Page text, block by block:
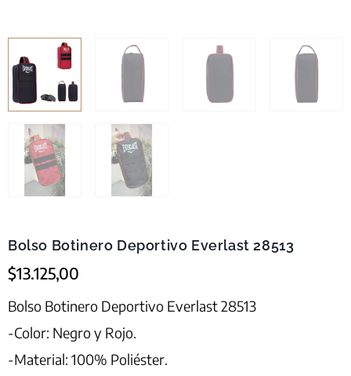
Bolso Botinero Deportivo Everlast 28513
$13.125,00
Bolso Botinero Deportivo Everlast 28513
-Color: Negro y Rojo.
-Material: 100% Poliéster.